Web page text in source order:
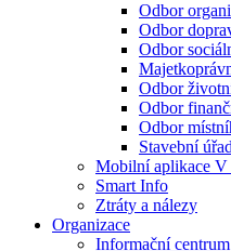
Odbor
Odbor
Odbor
Odbor
Odbor
Odbor
Stavební úřad
Mobilní aplikace V
Smart Info
Ztráty a nálezy
Organizace
Informační centrum